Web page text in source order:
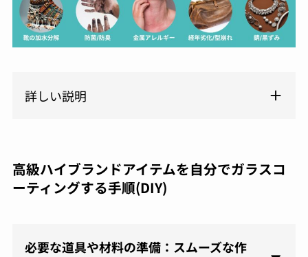
詳しい説明
高級ハイブランドアイテムを自分でガラスコ
ーティングする手順(DIY)
必要な道具や材料の準備：スムーズな作